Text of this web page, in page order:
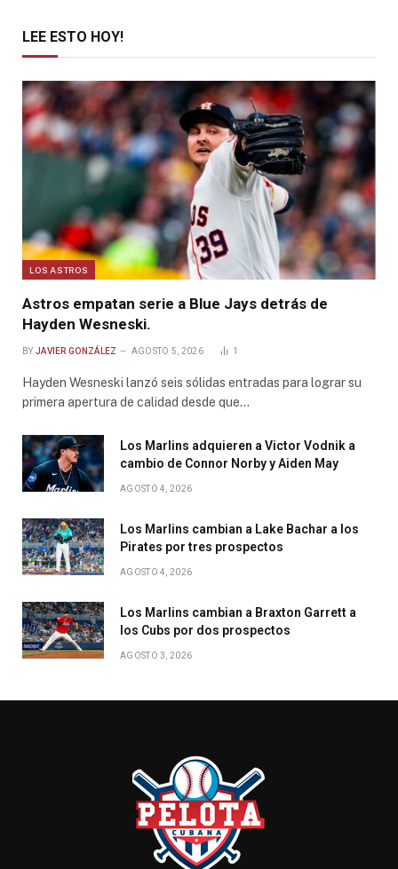
LEE ESTO HOY!
LOS ASTROS
Astros empatan serie a Blue Jays detrás de
Hayden Wesneski.
BY JAVIER GONZÁLEZ AGOSTO 5, 2026 1
Hayden Wesneski lanzó seis sólidas entradas para lograr su
primera apertura de calidad desde que…
Los Marlins adquieren a Victor Vodnik a
cambio de Connor Norby y Aiden May
AGOSTO 4, 2026
Los Marlins cambian a Lake Bachar a los
Pirates por tres prospectos
AGOSTO 4, 2026
Los Marlins cambian a Braxton Garrett a
los Cubs por dos prospectos
AGOSTO 3, 2026